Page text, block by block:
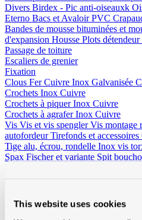
This website uses cookies
Divers Birdex - Pic anti-oiseauxk
Eterno Bacs et Avaloir PVC
Bandes de mousse bituminées et
d'expansion Housse Plots détendeur
Passage de toiture
Escaliers de grenier
Fixation
Clous FerCuivre Inox Galvanisée
Crochets Inox Cuivre
Crochets à piquerInox Cuivre
Crochets à agraferInox Cuivre
Vis Vis et vis spenglerVis montage
autofordeurTirefonds et accessoires
Tige alu, écrou, rondelle Inox vis
Spax Fischer et variante Spit
Outillage et vêtements
Galico
LasetoLedent Leuco Lismont
PraxisRapidSalcoScalaSievert